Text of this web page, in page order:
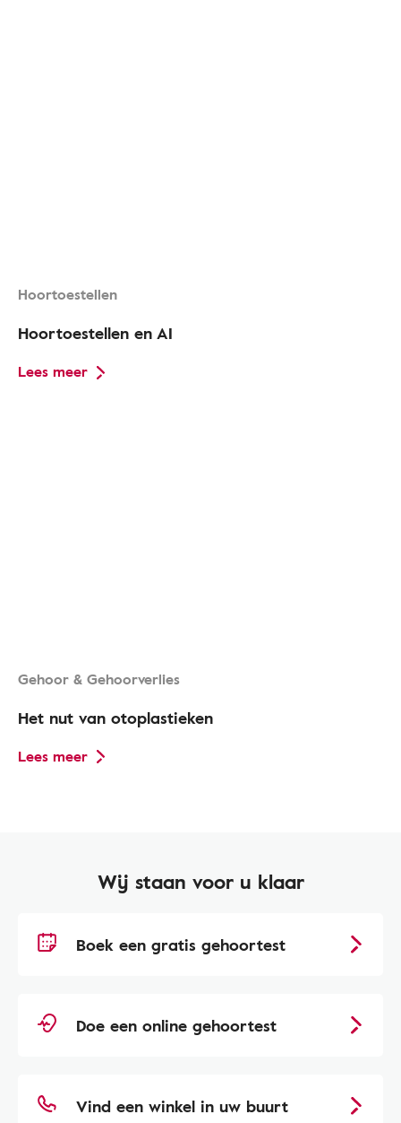
Hoortoestellen
Hoortoestellen en AI
Lees meer
Gehoor & Gehoorverlies
Het nut van otoplastieken
Lees meer
Wij staan voor u klaar
Boek een gratis gehoortest
Doe een online gehoortest
Vind een winkel in uw buurt